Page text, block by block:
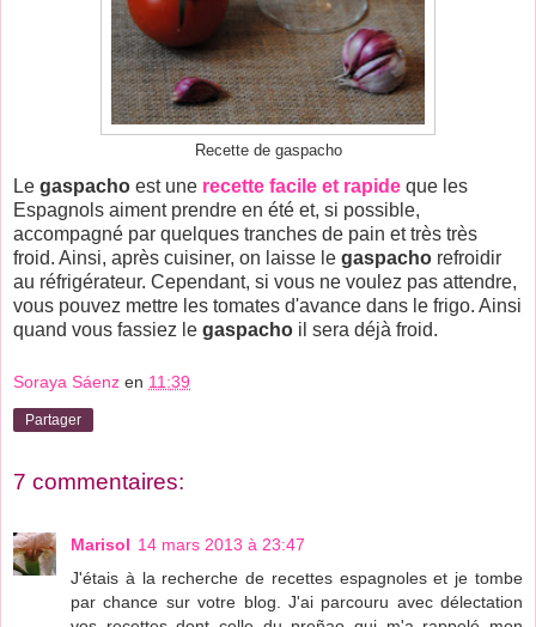
Recette de gaspacho
Le gaspacho est une recette facile et rapide que les
Espagnols aiment prendre en été et, si possible,
accompagné par quelques tranches de pain et très très
froid. Ainsi, après cuisiner, on laisse le gaspacho refroidir
au réfrigérateur. Cependant, si vous ne voulez pas attendre,
vous pouvez mettre les tomates d'avance dans le frigo. Ainsi
quand vous fassiez le gaspacho il sera déjà froid.
Soraya Sáenz en 11:39
Partager
7 commentaires:
Marisol 14 mars 2013 à 23:47
J'étais à la recherche de recettes espagnoles et je tombe
par chance sur votre blog. J'ai parcouru avec délectation